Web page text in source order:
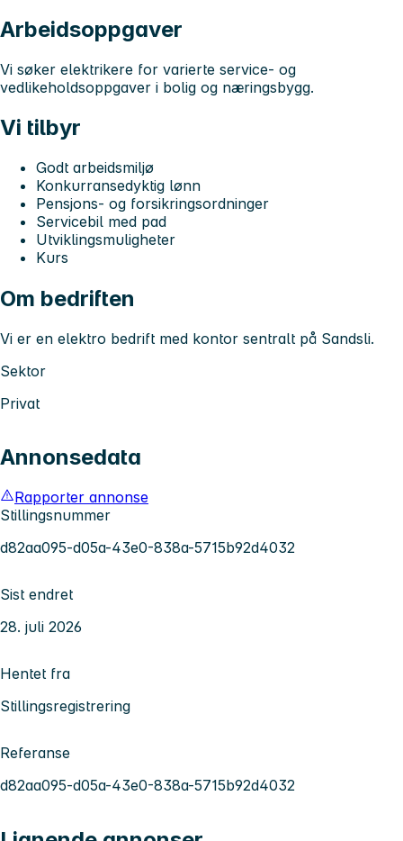
Arbeidsoppgaver
Vi søker elektrikere for varierte service- og
vedlikeholdsoppgaver i bolig og næringsbygg.
Vi tilbyr
Godt arbeidsmiljø
Konkurransedyktig lønn
Pensjons- og forsikringsordninger
Servicebil med pad
Utviklingsmuligheter
Kurs
Om bedriften
Vi er en elektro bedrift med kontor sentralt på Sandsli.
Sektor
Privat
Annonsedata
Rapporter annonse
Stillingsnummer
d82aa095-d05a-43e0-838a-5715b92d4032
Sist endret
28. juli 2026
Hentet fra
Stillingsregistrering
Referanse
d82aa095-d05a-43e0-838a-5715b92d4032